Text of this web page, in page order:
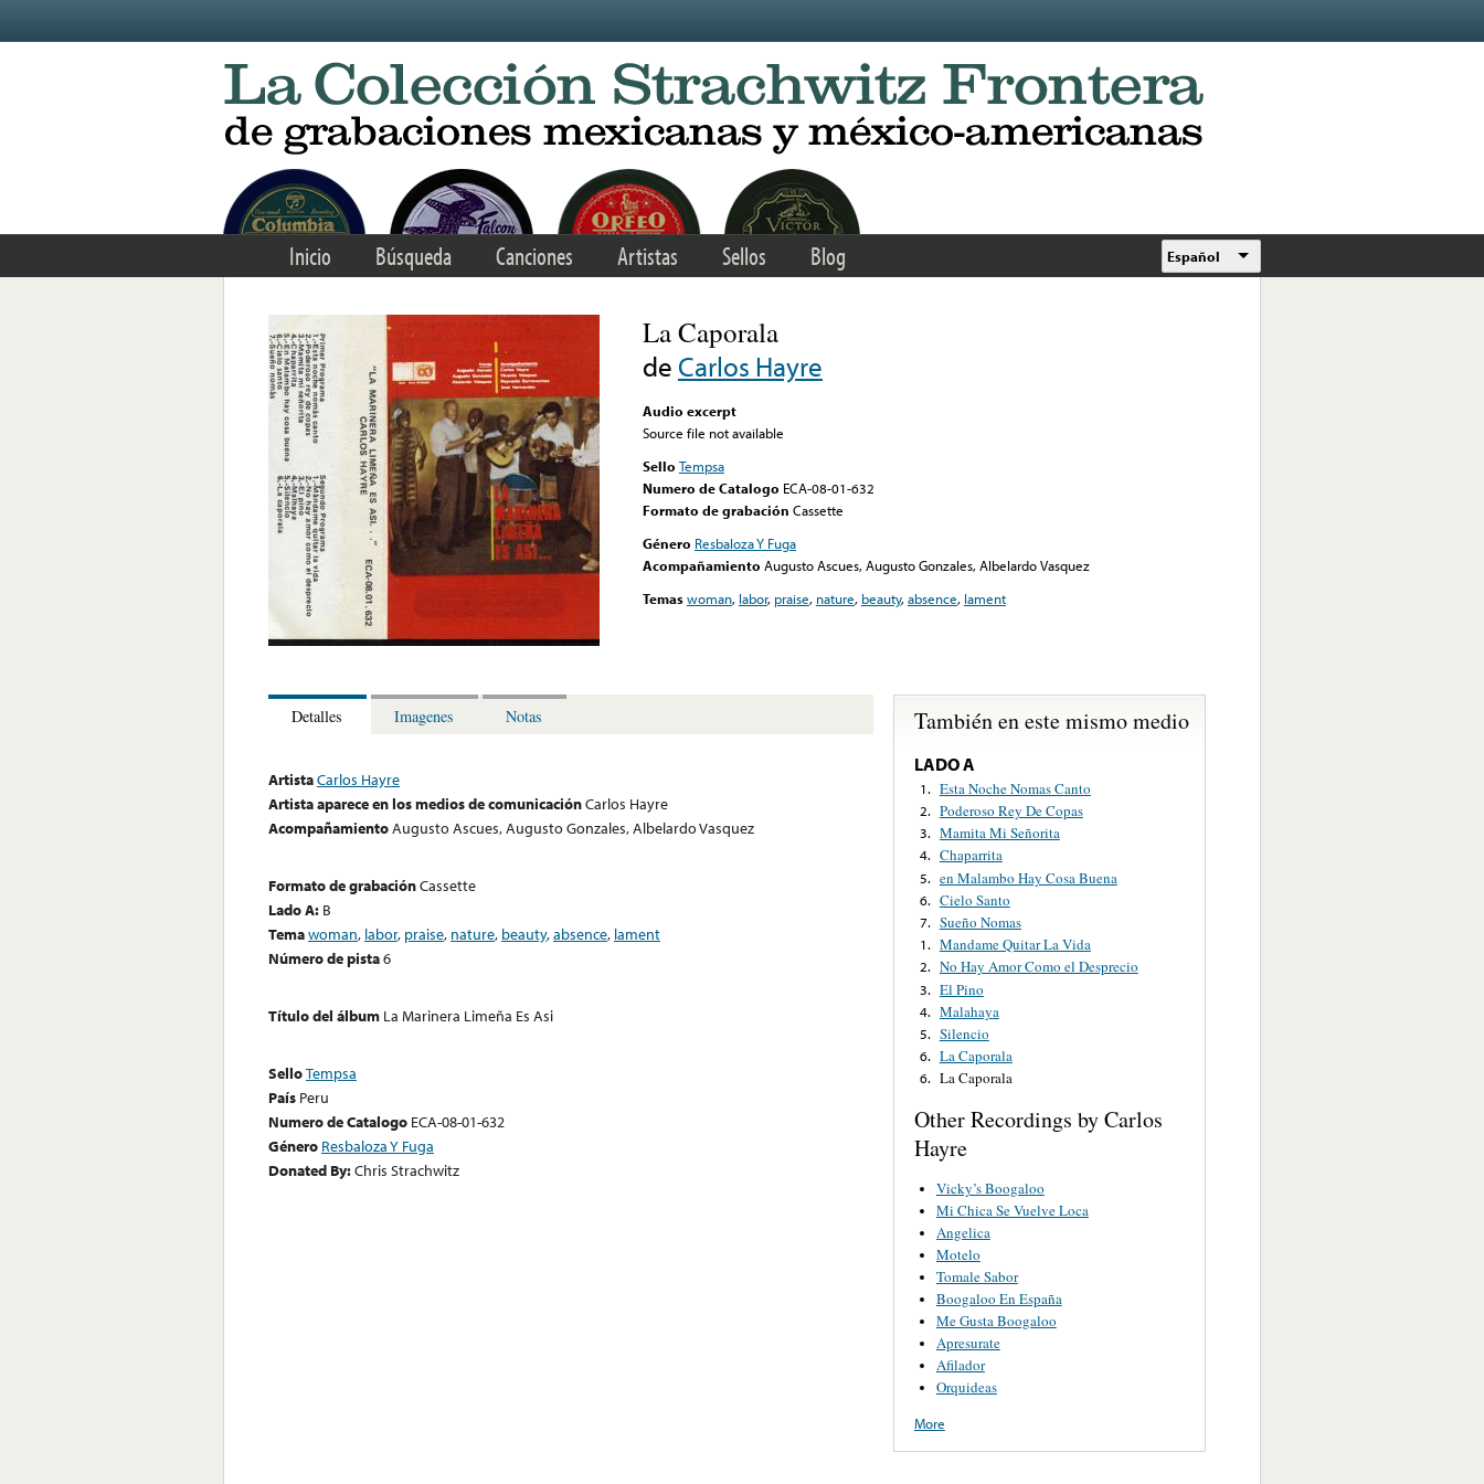
Inicio Búsqueda Canciones Artistas Sellos Blog Español
La Caporala
de Carlos Hayre
Audio excerpt
Source file not available
Sello Tempsa
Numero de Catalogo ECA-08-01-632
Formato de grabación Cassette
Género Resbaloza Y Fuga
Acompañamiento Augusto Ascues, Augusto Gonzales, Albelardo Vasquez
Temaswoman, labor, praise, nature, beauty,absence, lament
Detalles Imagenes Notas
ArtistaCarlos Hayre
Artista aparece en los medios de comunicaciónCarlos Hayre
AcompañamientoAugusto Ascues, Augusto Gonzales, Albelardo Vasquez
Formato de grabaciónCassette
Lado A: B
Temawoman, labor, praise, nature, beauty,absence, lament
Número de pista6
Título del álbum La Marinera Limeña Es Asi
SelloTempsa
País Peru
Numero de Catalogo ECA-08-01-632
Género Resbaloza Y Fuga
Donated By:Chris Strachwitz
También en este mismo medio
LADO A
1. Esta Noche Nomas Canto
2. Poderoso Rey De Copas
3. Mamita Mi Señorita
4. Chaparrita
5. en Malambo Hay Cosa Buena
6. Cielo Santo
7. Sueño Nomas
1. Mandame Quitar La Vida
2. No Hay Amor Como el Desprecio
3. El Pino
4. Malahaya
5. Silencio
6. La Caporala
6. La Caporala
Other Recordings by Carlos
Hayre
Vicky’s Boogaloo
Mi Chica Se Vuelve Loca
Angelica
Motelo
Tomale Sabor
Boogaloo En España
Me Gusta Boogaloo
Apresurate
Afilador
Orquideas
More